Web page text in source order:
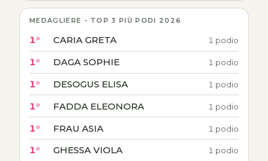
MEDAGLIERE - TOP 3 PIÙ PODI 2026
1° CARIA GRETA 1 podio
1° DAGA SOPHIE 1 podio
1° DESOGUS ELISA 1 podio
1° FADDA ELEONORA 1 podio
1° FRAU ASIA 1 podio
1° GHESSA VIOLA 1 podio